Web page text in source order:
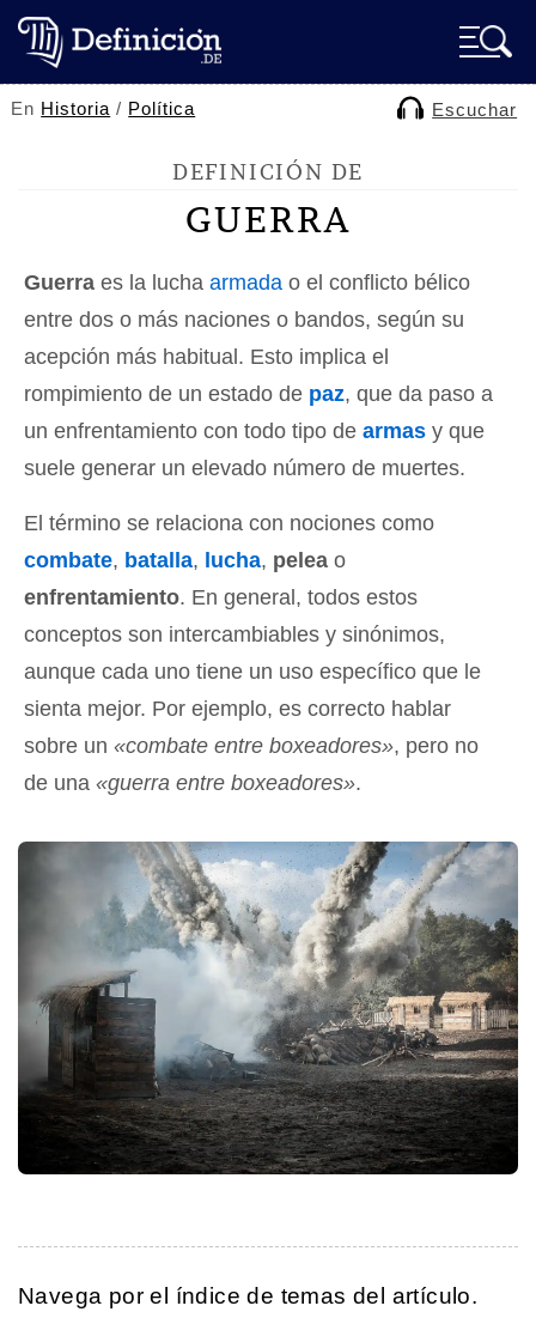
En Historia / Política Escuchar
DEFINICIÓN DE
GUERRA
Guerra es la lucha armada o el conflicto bélico
entre dos o más naciones o bandos, según su
acepción más habitual. Esto implica el
rompimiento de un estado de paz, que da paso a
un enfrentamiento con todo tipo de armas y que
suele generar un elevado número de muertes.
El término se relaciona con nociones como
combate, batalla, lucha, pelea o
enfrentamiento. En general, todos estos
conceptos son intercambiables y sinónimos,
aunque cada uno tiene un uso específico que le
sienta mejor. Por ejemplo, es correcto hablar
sobre un «combate entre boxeadores», pero no
de una «guerra entre boxeadores».
Navega por el índice de temas del artículo.